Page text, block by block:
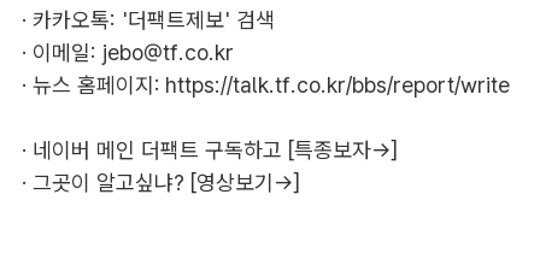
· 카카오톡: '더팩트제보' 검색
· 이메일: jebo@tf.co.kr
· 뉴스 홈페이지: https://talk.tf.co.kr/bbs/report/write
· 네이버 메인 더팩트 구독하고 [특종보자→]
· 그곳이 알고싶냐? [영상보기→]